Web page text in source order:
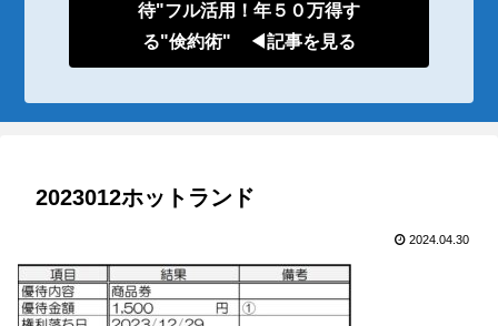
待"フル活用！年５０万得す
る"倹約術" ◀記事を見る
2023012ホットランド
2024.04.30